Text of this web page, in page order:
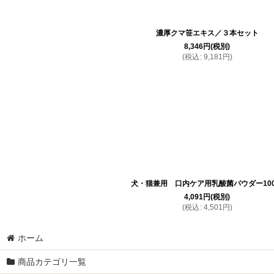
濃厚クマ笹エキス／３本セット
8,346円(税別)
(税込 : 9,181 円)
犬・猫兼用 口内ケア用乳酸菌パウダー
4,091円(税別)
(税込 : 4,501 円)
ホーム
商品カテゴリ一覧